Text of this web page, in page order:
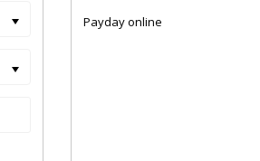
Payday online